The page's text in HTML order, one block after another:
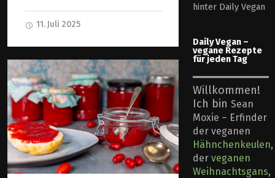
11. Juli 2025
hinter Daily Vegan
Daily Vegan –
vegane Rezepte
für jeden Tag
Willkommen!
Ich bin Sean
Moxie – Erfinder
der veganen
Hähnchenkeulen,
der veganen
Weihnachtsgans,